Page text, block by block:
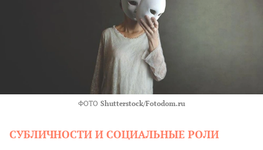
ФОТО Shutterstock/Fotodom.ru
СУБЛИЧНОСТИ И СОЦИАЛЬНЫЕ РОЛИ